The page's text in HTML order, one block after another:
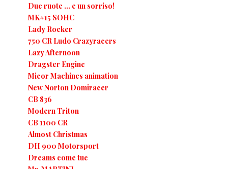
Due ruote … e un sorriso!
MK#15 SOHC
Lady Rocker
750 CR Ludo Crazyracers
Lazy Afternoon
Dragster Engine
Micor Machines animation
New Norton Domiracer
CB 836
Modern Triton
CB 1100 CR
Almost Christmas
DH 900 Motorsport
Dreams come tue